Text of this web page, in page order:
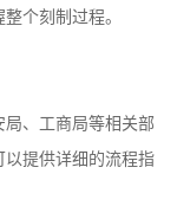
个刻制过程。
、工商局等相关部
提供详细的流程指